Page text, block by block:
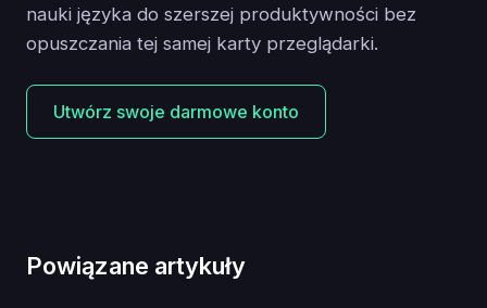
nauki języka do szerszej produktywności bez
opuszczania tej samej karty przeglądarki.
Utwórz swoje darmowe konto
Powiązane artykuły